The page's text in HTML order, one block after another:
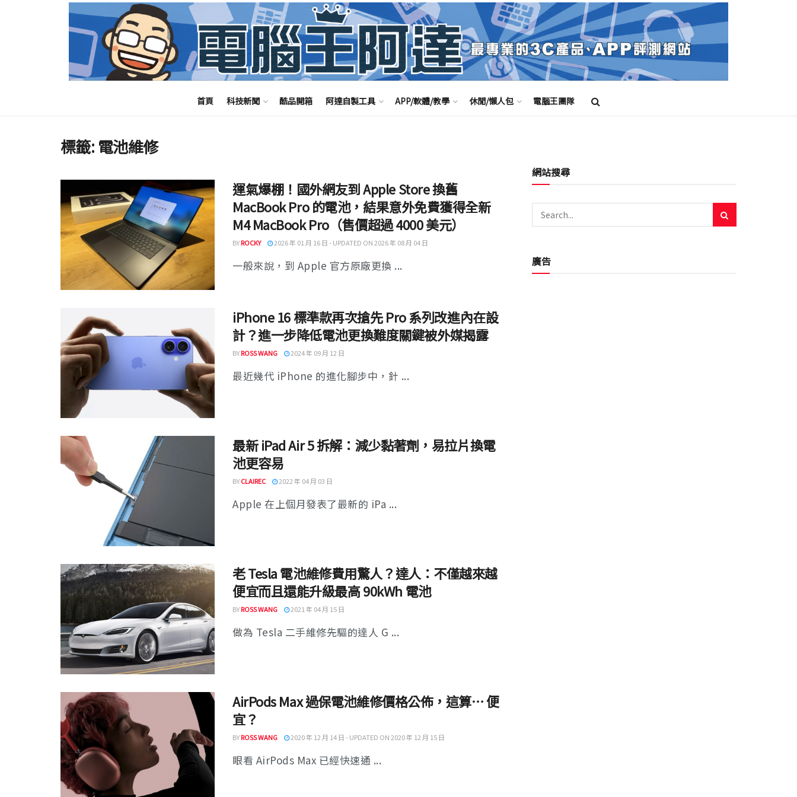
首頁 科技新聞 酷品開箱 阿達自製工具 APP/軟體/教學 休閒/懶人包 電腦王團隊
標籤: 電池維修
運氣爆棚！國外網友到 Apple Store 換舊
MacBook Pro 的電池，結果意外免費獲得全新
M4 MacBook Pro（售價超過 4000 美元）
BYROCKY 2026 年 01 月 16 日 - UPDATED ON 2026 年 08 月 04 日
一般來說，到 Apple 官方原廠更換 ...
iPhone 16 標準款再次搶先 Pro 系列改進內在設
計？進一步降低電池更換難度關鍵被外媒揭露
BYROSS WANG 2024 年 09 月 12 日
最近幾代 iPhone 的進化腳步中，針 ...
最新 iPad Air 5 拆解：減少黏著劑，易拉片換電
池更容易
BYCLAIREC 2022 年 04 月 03 日
Apple 在上個月發表了最新的 iPa ...
老 Tesla 電池維修費用驚人？達人：不僅越來越
便宜而且還能升級最高 90kWh 電池
BYROSS WANG 2021 年 04 月 15 日
做為 Tesla 二手維修先驅的達人 G ...
AirPods Max 過保電池維修價格公佈，這算… 便
宜？
BYROSS WANG 2020 年 12 月 14 日 - UPDATED ON 2020 年 12 月 15 日
眼看 AirPods Max 已經快速通 ...
網站搜尋
廣告